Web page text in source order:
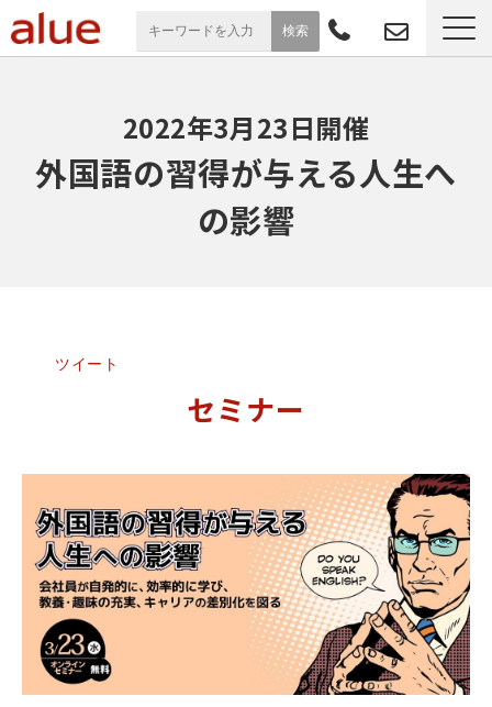
導入事例
お役立ち情報
2022年3月23日開催
外国語の習得が与える人生へ
の影響
ツイート
セミナー